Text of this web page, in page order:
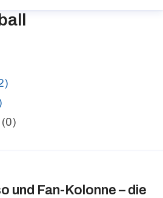
und Fan-Kolonne – die